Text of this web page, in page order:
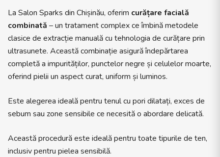
La Salon Sparks din Chișinău, oferim curățare facială
combinată – un tratament complex ce îmbină metodele
clasice de extracție manuală cu tehnologia de curățare prin
ultrasunete. Această combinație asigură îndepărtarea
completă a impurităților, punctelor negre și celulelor moarte,
oferind pielii un aspect curat, uniform și luminos.
Este alegerea ideală pentru tenul cu pori dilatați, exces de
sebum sau zone sensibile ce necesită o abordare delicată.
Această procedură este ideală pentru toate tipurile de ten,
inclusiv pentru pielea sensibilă.